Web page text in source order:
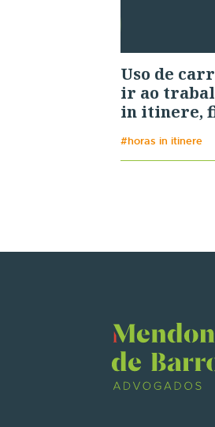
Uso de
ir ao
in itinere,
#horas in itinere